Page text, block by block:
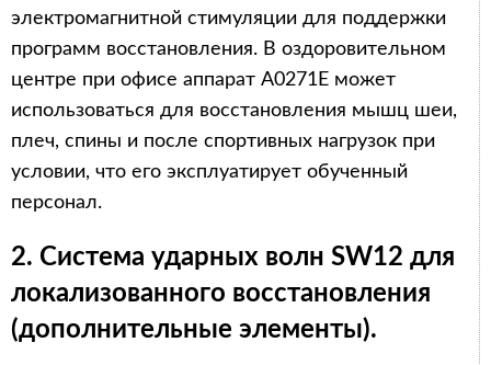
электромагнитной стимуляции для поддержки
программ восстановления. В оздоровительном
центре при офисе аппарат A0271E может
использоваться для восстановления мышц шеи,
плеч, спины и после спортивных нагрузок при
условии, что его эксплуатирует обученный
персонал.
2. Система ударных волн SW12 для
локализованного восстановления
(дополнительные элементы).